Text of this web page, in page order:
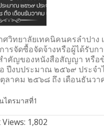
ศวิทยาลัยเทคนิคนครลำปาง
ารจัดซื้อจัดจ้างหรือผู้ได้รับก
ำคัญของหนังสือสัญญา หรือ
ปีงบประมาณ ๒๕๖๙ ประจำ
ลาคม ๒๕๖๘ ถึง เดือนธันว
ไตรมาสที่1
1,802